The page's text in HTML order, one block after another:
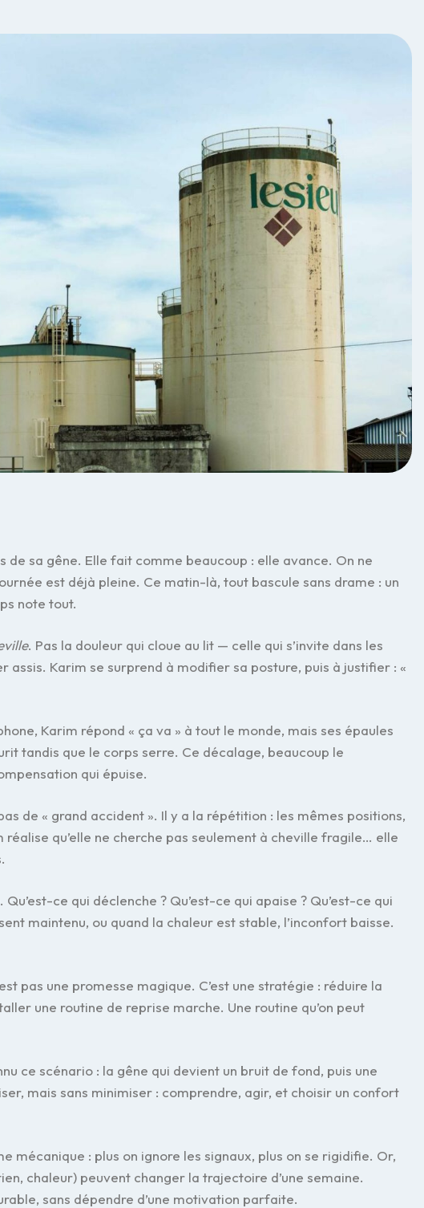
de sa gêne. Elle fait comme beaucoup : elle avance. On ne
est déjà pleine. Ce matin-là, tout bascule sans drame : un
note tout.
. Pas la douleur qui cloue au lit — celle qui s’invite dans les
Karim se surprend à modifier sa posture, puis à justifier : «
Karim répond « ça va » à tout le monde, mais ses épaules
tandis que le corps serre. Ce décalage, beaucoup le
qui épuise.
de « grand accident ». Il y a la répétition : les mêmes positions,
qu’elle ne cherche pas seulement à cheville fragile… elle
ce qui déclenche ? Qu’est-ce qui apaise ? Qu’est-ce qui
maintenu, ou quand la chaleur est stable, l’inconfort baisse.
pas une promesse magique. C’est une stratégie : réduire la
une routine de reprise marche. Une routine qu’on peut
ce scénario : la gêne qui devient un bruit de fond, puis une
mais sans minimiser : comprendre, agir, et choisir un confort
mécanique : plus on ignore les signaux, plus on se rigidifie. Or,
chaleur) peuvent changer la trajectoire d’une semaine.
sans dépendre d’une motivation parfaite.